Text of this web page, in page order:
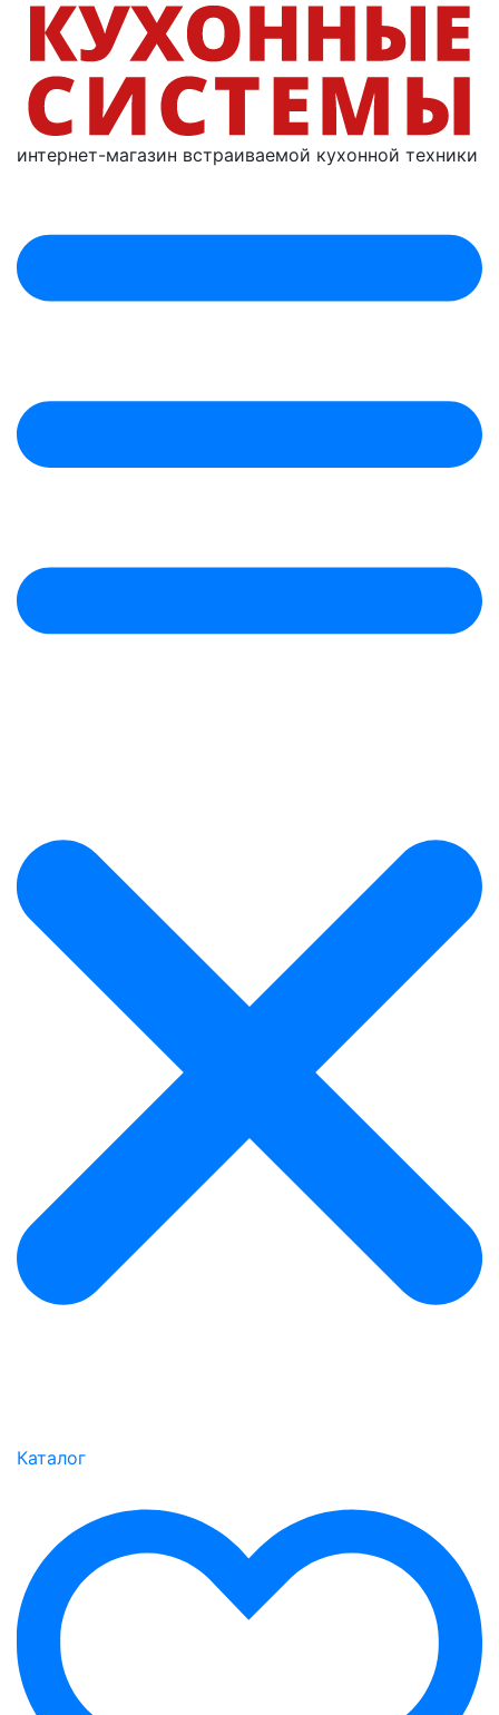
интернет-магазин встраиваемой кухонной техники
Каталог